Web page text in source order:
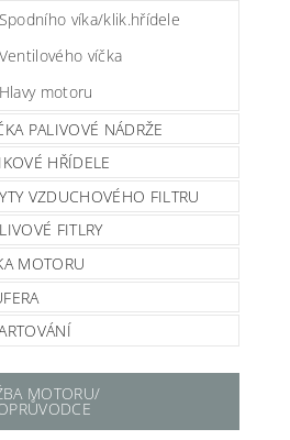
Spodního víka/klik.hřídele
Ventilového víčka
Hlavy motoru
PALIVOVÉ NÁDRŽE
HŘÍDELE
VZDUCHOVÉHO FILTRU
FITLRY
MOTORU
MOTORU/